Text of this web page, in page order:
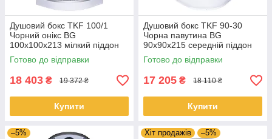
Душовий бокс TKF 100/1
Чорний онікс BG
100x100x213 мілкий піддон
Готово до відправки
18 403 ₴ 19 372 ₴
Купити
Душовий бокс TKF 90-30
Чорна павутина BG
90x90x215 середній піддон
Готово до відправки
17 205 ₴ 18 110 ₴
Купити
–5% Хіт продажів –5%